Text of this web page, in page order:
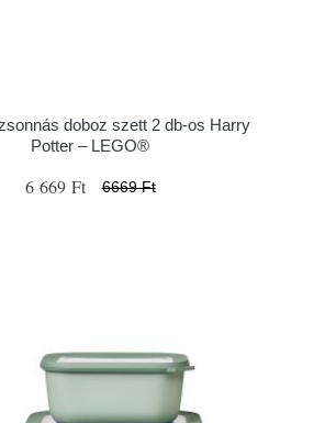
doboz szett 2 db-os Harry
Potter – LEGO®
6 669 Ft 6669 Ft